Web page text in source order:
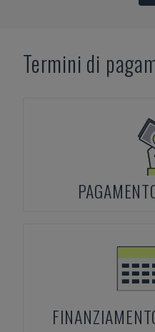
Termini di